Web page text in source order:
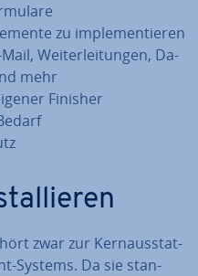
zu im­ple­men­tie­ren
Wei­ter­lei­tun­gen, Da­
mehr
Finisher
zwar zur Kern­aus­stat­
Systems. Da sie stan­